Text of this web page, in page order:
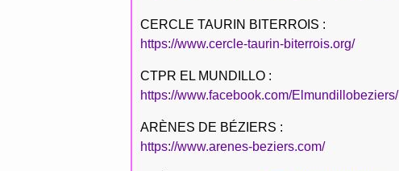
CERCLE TAURIN BITERROIS :
https://www.cercle-taurin-biterrois.org/
CTPR EL MUNDILLO :
https://www.facebook.com/Elmundillobeziers/
ARÈNES DE BÉZIERS :
https://www.arenes-beziers.com/